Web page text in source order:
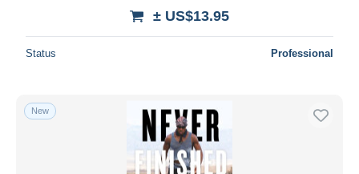
± US$13.95
Status Professional
New